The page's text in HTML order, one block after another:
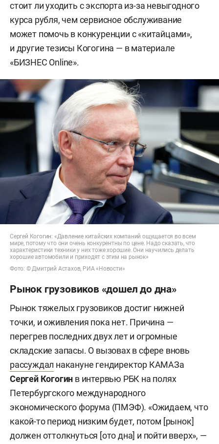
стоит ли уходить с экспорта из-за невыгодного
курса рубля, чем сервисное обслуживание
может помочь в конкуренции с «китайцами»,
и другие тезисы Когогина — в материале
«БИЗНЕС Online».
Сергей Когогин: «Давление китайских компаний ощущается во всем
мире, потому что они очень конкурентны по цене. Надо сказать, что
характеристики техники у них тоже хорошие. Они научились делать
хорошие автомобили и приходят с этим на рынок»
Фото: © Дмитрий Астахов, РИА «Новости»
Рынок грузовиков «дошел до дна»
Рынок тяжелых грузовиков достиг нижней
точки, и оживления пока нет. Причина —
перегрев последних двух лет и огромные
складские запасы. О вызовах в сфере вновь
рассуждал накануне гендиректор КАМАЗа
Сергей Когогин в интервью РБК на полях
Петербургского международного
экономического форума (ПМЭФ). «Ожидаем, что
какой-то период низким будет, потом [рынок]
должен оттолкнуться [ото дна] и пойти вверх», —